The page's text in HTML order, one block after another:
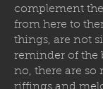
complement
from here to
things, are not
reminder of the
no, there are so